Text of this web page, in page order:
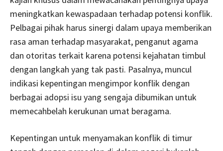
meningkatkan kewaspadaan terhadap potensi konflik.
Pelbagai pihak harus sinergi dalam upaya memberikan
rasa aman terhadap masyarakat, penganut agama
dan otoritas terkait karena potensi kejahatan timbul
dengan langkah yang tak pasti. Pasalnya, muncul
indikasi kepentingan mengimpor konflik dengan
berbagai adopsi isu yang sengaja dibumikan untuk
memecahbelah kerukunan umat beragama.
Kepentingan untuk menyamakan konflik di timur